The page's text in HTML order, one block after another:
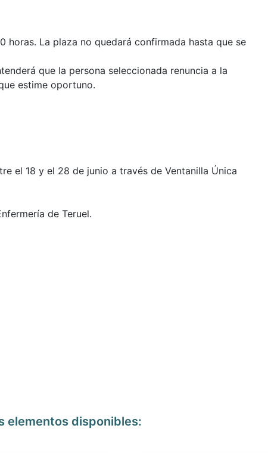
horas. La plaza no quedará confirmada hasta que se
que la persona seleccionada renuncia a la
estime oportuno.
el 18 y el 28 de junio a través de Ventanilla Única
de Teruel.
elementos disponibles: